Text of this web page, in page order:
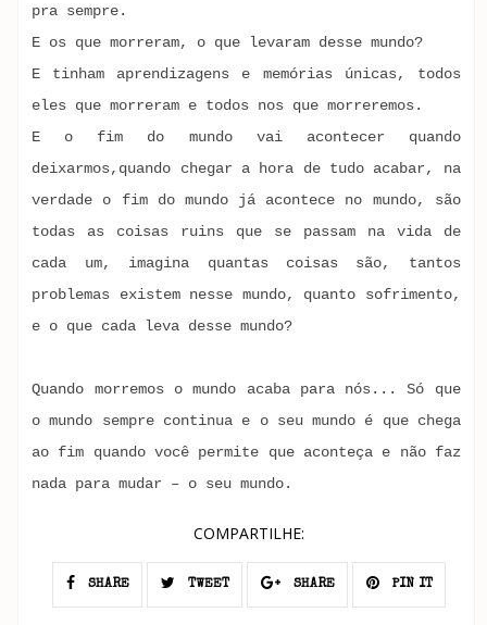
pra sempre.
E os que morreram, o que levaram desse mundo?
E tinham aprendizagens e memórias únicas, todos
eles que morreram e todos nos que morreremos.
E o fim do mundo vai acontecer quando
deixarmos,quando chegar a hora de tudo acabar, na
verdade o fim do mundo já acontece no mundo, são
todas as coisas ruins que se passam na vida de
cada um, imagina quantas coisas são, tantos
problemas existem nesse mundo, quanto sofrimento,
e o que cada leva desse mundo?
Quando morremos o mundo acaba para nós... Só que
o mundo sempre continua e o seu mundo é que chega
ao fim quando você permite que aconteça e não faz
nada para mudar – o seu mundo.
COMPARTILHE:
SHARE TWEET SHARE PIN IT